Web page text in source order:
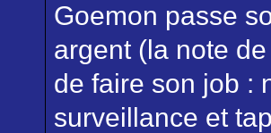
Goemon passe
argent (la note
de faire son job :
surveillance et